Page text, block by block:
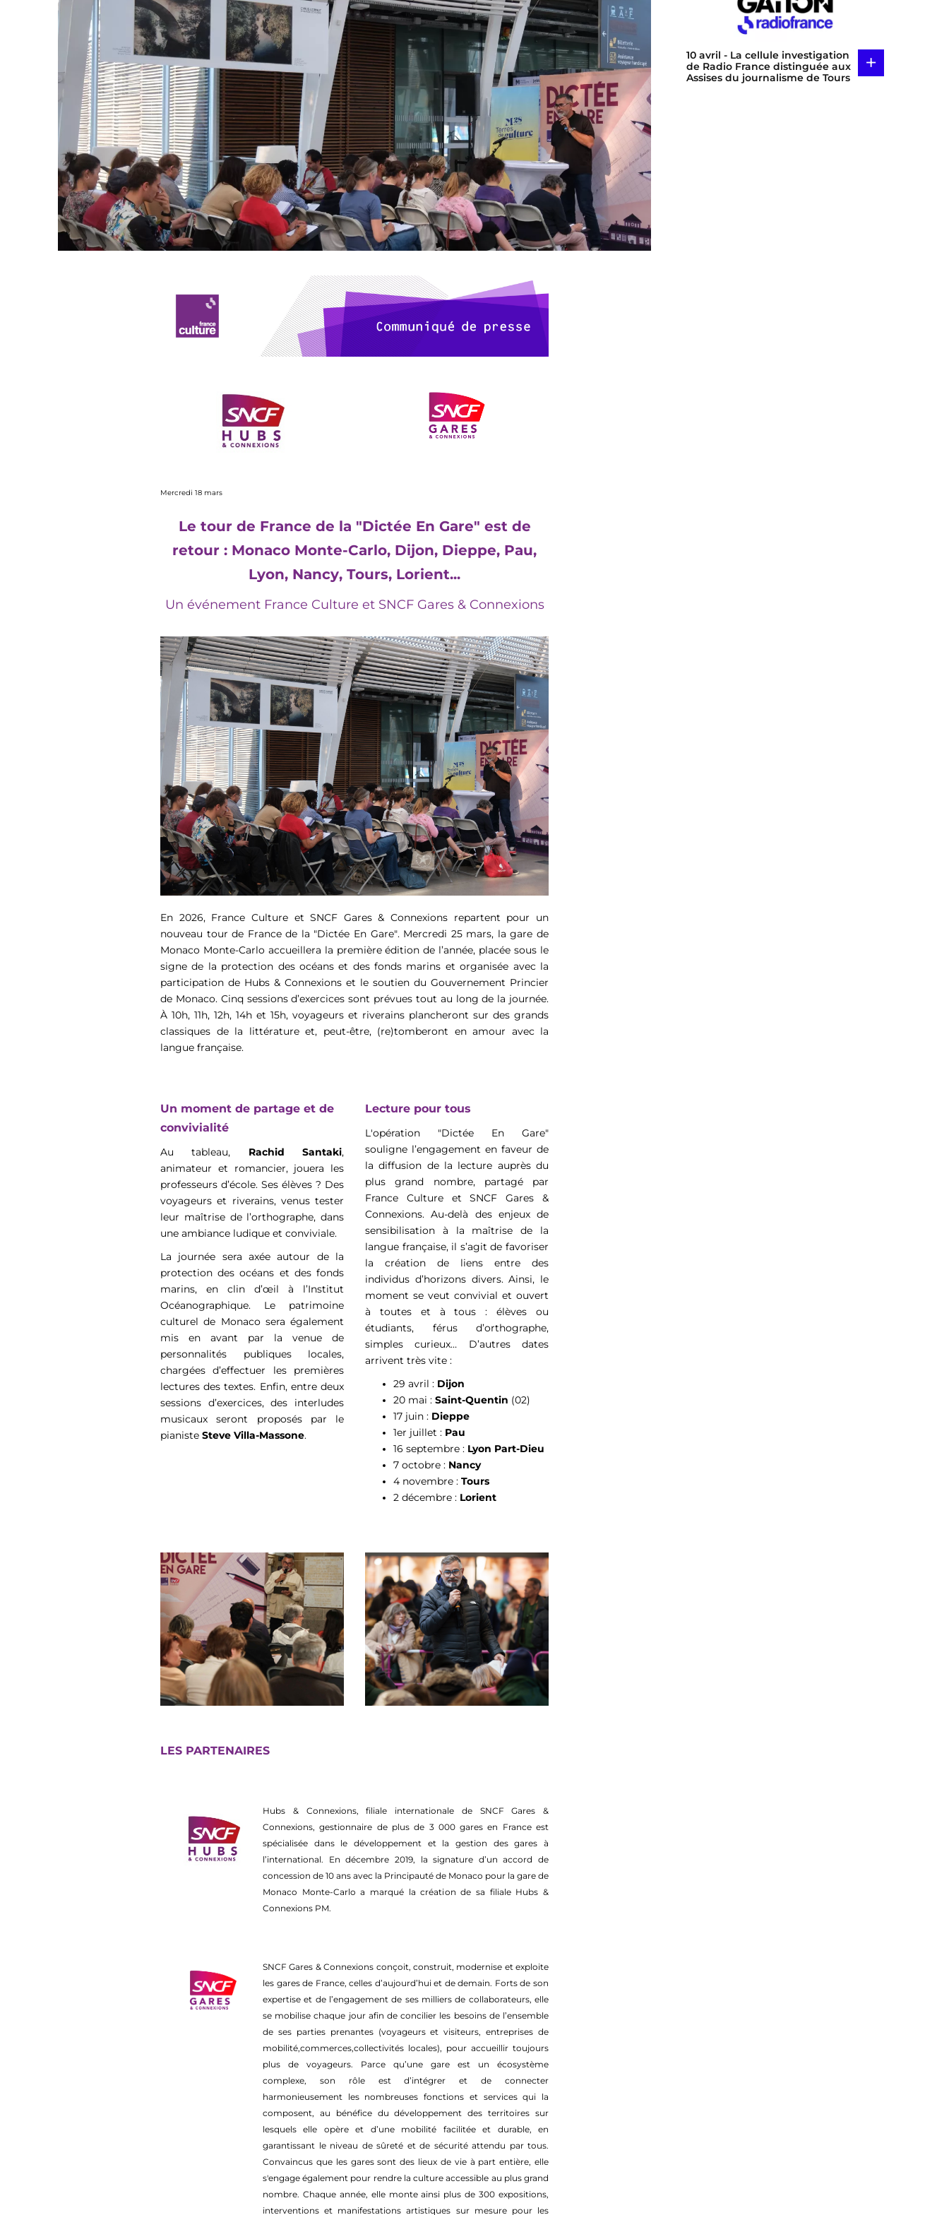
Mercredi 18 mars
Le tour de France de la "Dictée En Gare" est de
retour : Monaco Monte-Carlo, Dijon, Dieppe, Pau,
Lyon, Nancy, Tours, Lorient...
Un événement France Culture et SNCF Gares & Connexions
En 2026, France Culture et SNCF Gares & Connexions repartent pour un
nouveau tour de France de la "Dictée En Gare". Mercredi 25 mars, la gare de
Monaco Monte-Carlo accueillera la première édition de l’année, placée sous le
signe de la protection des océans et des fonds marins et organisée avec la
participation de Hubs & Connexions et le soutien du Gouvernement Princier
de Monaco. Cinq sessions d’exercices sont prévues tout au long de la journée.
À 10h, 11h, 12h, 14h et 15h, voyageurs et riverains plancheront sur des grands
classiques de la littérature et, peut-être, (re)tomberont en amour avec la
langue française.
Un moment de partage et de
convivialité
Au tableau, Rachid Santaki,
animateur et romancier, jouera les
professeurs d’école. Ses élèves ? Des
voyageurs et riverains, venus tester
leur maîtrise de l’orthographe, dans
une ambiance ludique et conviviale.
La journée sera axée autour de la
protection des océans et des fonds
marins, en clin d’œil à l’Institut
Océanographique. Le patrimoine
culturel de Monaco sera également
mis en avant par la venue de
personnalités publiques locales,
chargéesd’effectuer les premières
lectures des textes. Enfin, entre deux
sessions d’exercices, des interludes
musicaux seront proposés par le
pianiste Steve Villa-Massone.
Lecture pour tous
L'opération "Dictée En Gare"
souligne l’engagement en faveur de
la diffusion de la lecture auprès du
plus grand nombre, partagé par
France Culture et SNCF Gares &
Connexions. Au-delà des enjeux de
sensibilisation à la maîtrise de la
langue française, il s’agit de favoriser
la création de liens entre des
individus d’horizons divers. Ainsi, le
moment se veut convivial et ouvert
à toutes et à tous : élèves ou
étudiants, férus d’orthographe,
simples curieux… D’autres dates
arrivent très vite :
29 avril : Dijon
20 mai : Saint-Quentin (02)
17 juin : Dieppe
1er juillet : Pau
16 septembre : Lyon Part-Dieu
7 octobre : Nancy
4 novembre : Tours
2 décembre : Lorient
LES PARTENAIRES
Hubs & Connexions, filiale internationale de SNCF Gares &
Connexions, gestionnaire de plus de 3 000 gares en France est
spécialisée dans le développement et la gestion des gares à
l’international. En décembre 2019, la signature d’un accord de
concession de 10 ans avec la Principauté de Monaco pour la gare de
Monaco Monte-Carlo a marqué la création de sa filiale Hubs &
Connexions PM.
SNCF Gares & Connexions conçoit, construit, modernise et exploite
les gares de France, celles d’aujourd’hui et de demain. Forts de son
expertise et de l’engagement de ses milliers de collaborateurs, elle
se mobilise chaque jour afin de concilier les besoins de l’ensemble
de ses parties prenantes (voyageurs et visiteurs, entreprises de
mobilité,commerces,collectivités locales), pour accueillir toujours
plus de voyageurs. Parce qu’une gare est un écosystème
complexe, son rôle est d’intégrer et de connecter
harmonieusement les nombreuses fonctions et services qui la
composent, au bénéfice du développement des territoires sur
lesquels elle opère et d’une mobilité facilitée et durable, en
garantissant le niveau de sûreté et de sécurité attendu par tous.
Convaincus que les gares sont des lieux de vie à part entière, elle
s'engage également pour rendre la culture accessible au plus grand
nombre. Chaque année, elle monte ainsi plus de 300 expositions,
interventions et manifestations artistiques sur mesure pour les
10 avril - La cellule investigation
de Radio France distinguée aux
Assises du journalisme de Tours
+